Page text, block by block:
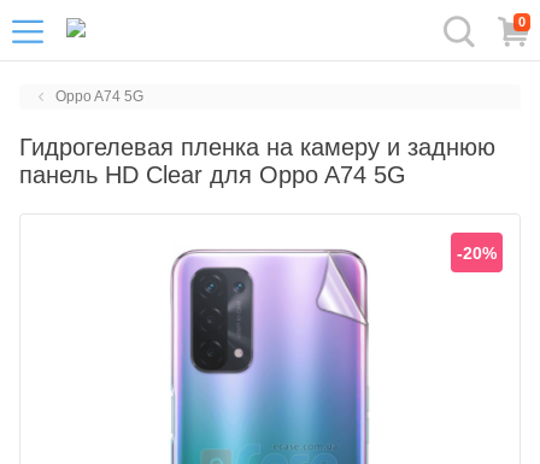
0
Oppo A74 5G
Гидрогелевая пленка на камеру и заднюю
панель HD Clear для Oppo A74 5G
-20%